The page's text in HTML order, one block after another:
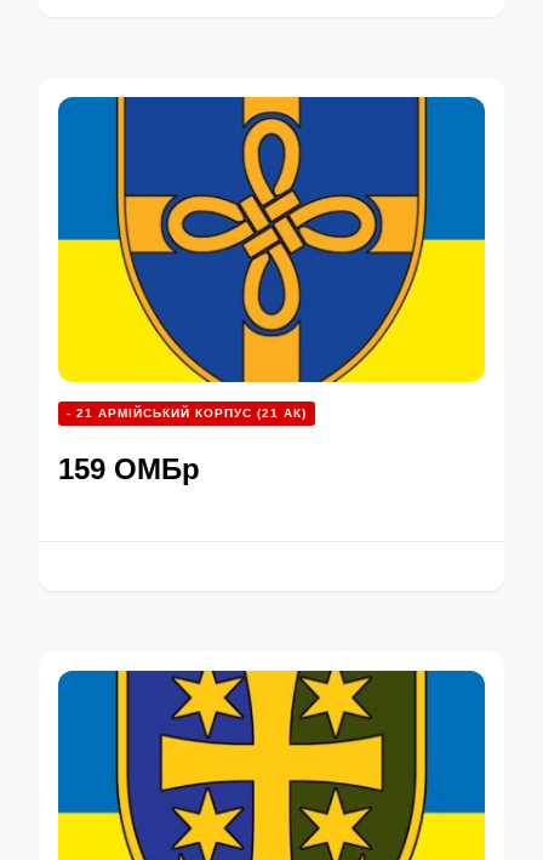
- 21 АРМІЙСЬКИЙ КОРПУС (21 АК)
159 ОМБр